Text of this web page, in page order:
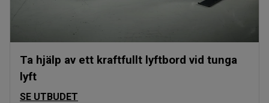
Ta hjälp av ett kraftfullt lyftbord vid tunga
lyft
SE UTBUDET